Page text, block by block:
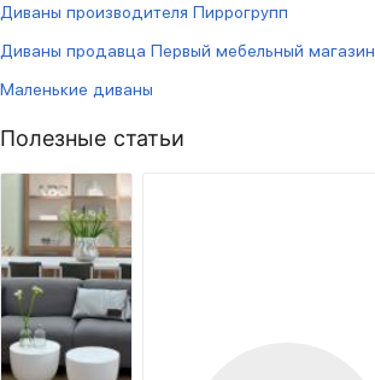
Диваны производителя Пиррогрупп
Диваны продавца Первый мебельный магазин
Маленькие диваны
Полезные статьи